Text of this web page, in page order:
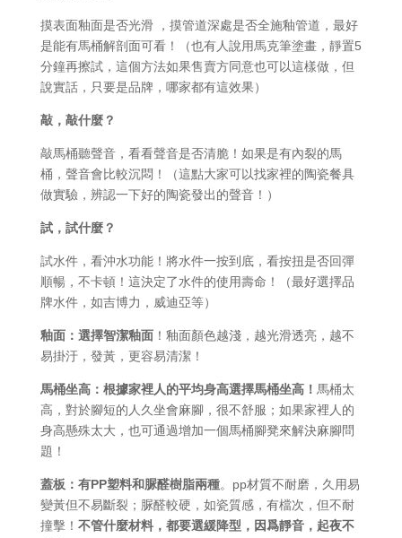
摸表面釉面是否光滑 ，摸管道深處是否全施釉管道，最好
是能有馬桶解剖面可看！（也有人說用馬克筆塗畫，靜置5
分鐘再擦試，這個方法如果售賣方同意也可以這樣做，但
說實話，只要是品牌，哪家都有這效果）
敲，敲什麼？
敲馬桶聽聲音，看看聲音是否清脆！如果是有內裂的馬
桶，聲音會比較沉悶！（這點大家可以找家裡的陶瓷餐具
做實驗，辨認一下好的陶瓷發出的聲音！）
試，試什麼？
試水件，看沖水功能！將水件一按到底，看按扭是否回彈
順暢，不卡頓！這決定了水件的使用壽命！（最好選擇品
牌水件，如吉博力，威迪亞等）
釉面：選擇智潔釉面！釉面顏色越淺，越光滑透亮，越不
易掛汙，發黃，更容易清潔！
馬桶坐高：根據家裡人的平均身高選擇馬桶坐高！ 馬桶太
高，對於腳短的人久坐會麻腳，很不舒服；如果家裡人的
身高懸殊太大，也可通過增加一個馬桶腳凳來解決麻腳問
題！
蓋板：有PP塑料和脲醛樹脂兩種。pp材質不耐磨，久用易
變黃但不易斷裂；脲醛較硬，如瓷質感，有檔次，但不耐
撞擊！ 不管什麼材料，都要選緩降型，因爲靜音，起夜不